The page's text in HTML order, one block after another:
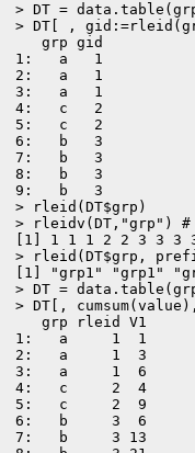
> DT =
> DT[ ,
   grp gid
1:   a   1
2:   a   1
3:   a   1
4:   c   2
5:   c   2
6:   b   3
7:   b   3
8:   b   3
9:   b   3
> rleid(DT$grp)
> rleidv(DT,"grp") #
[1] 1 1 1 2 2 3 3 3
> rleid(DT$grp,
[1] "grp1" "grp1"
> DT =
> DT[,
   grp rleid V1
1:   a     1  1
2:   a     1  3
3:   a     1  6
4:   c     2  4
5:   c     2  9
6:   b     3  6
7:   b     3 13